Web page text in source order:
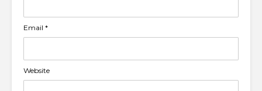
Email *
Website